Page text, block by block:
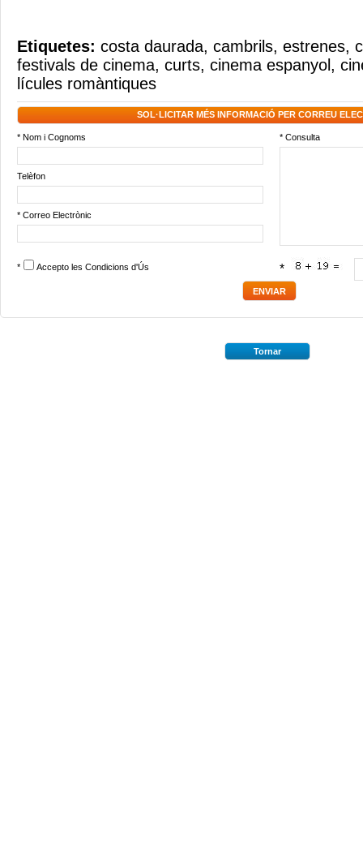
Etiquetes: costa daurada, cambrils, estrenes,
festivals de cinema, curts, cinema espanyol ,
lícules romàntiques
SOL·LICITAR MÉS INFORMACIÓ PER CORREU
* Nom i Cognoms * Consulta
Telèfon
* Correo Electrònic
* Accepto les Condicions d'Ús *
Tornar